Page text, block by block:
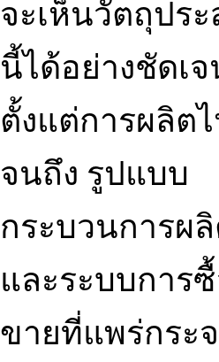
จะเห็นวัตถุปร
นี้ได้อย่างชัดเ
ตั้งแต่การผลิต
จนถึง รูปแบบ
กระบวนการผ
และระบบการ
ขายที่แพร่กระ